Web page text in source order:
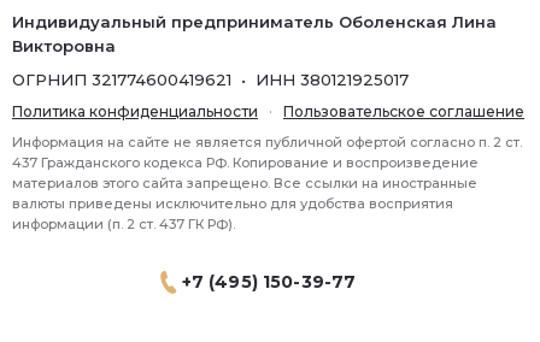
+7 (495) 150-39-77
Индивидуальный предприниматель Оболенская Лина
Викторовна
ОГРНИП 321774600419621 • ИНН 380121925017
Политика конфиденциальности · Пользовательское соглашение
Информация на сайте не является публичной офертой согласно п. 2 ст.
437 Гражданского кодекса РФ. Копирование и воспроизведение
материалов этого сайта запрещено. Все ссылки на иностранные
валюты приведены исключительно для удобства восприятия
информации (п. 2 ст. 437 ГК РФ).